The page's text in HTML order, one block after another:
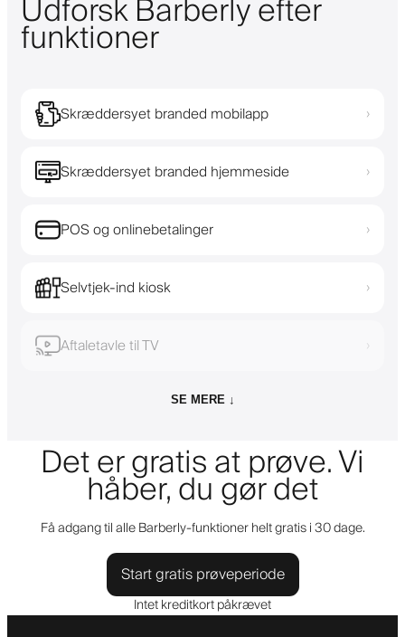
Udforsk Barberly efter
funktioner
Skræddersyet branded mobilapp ›
Skræddersyet branded hjemmeside ›
POS og onlinebetalinger ›
Selvtjek-ind kiosk ›
Aftaletavle til TV ›
SE MERE ↓
Det er gratis at prøve. Vi
håber, du gør det
Få adgang til alle Barberly-funktioner helt gratis i 30 dage.
Start gratis prøveperiode
Intet kreditkort påkrævet